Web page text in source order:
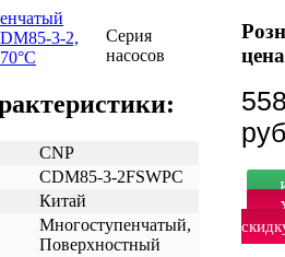
CNP
CDM85-3-2FSWPC
Китай
Многоступенчатый,
Поверхностный
Серия
насосов
цена
руб